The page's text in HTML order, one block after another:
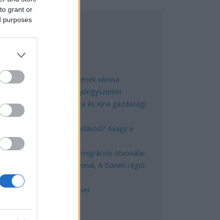
grant or
purposes
Manaus: a dzsungel szívének városa
Magyarország rejtett gyöngyszemei
Az egygyermekes politika és Kína gazdasági
kihívásai
Mik alakítják a gondolkodásod? Avagy a
kognitív torzítások
A világ legveszélyesebb migrációs útvonalai:
A Közép-Mediterrán útvonal, A Darién-régió
és az Indiai-óceáni út
A közlekedés mérföldkövei